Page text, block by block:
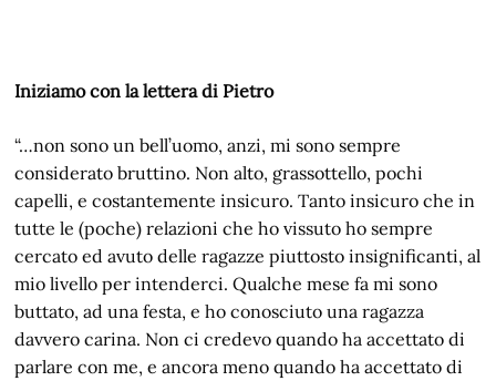
Iniziamo con la lettera di Pietro
“…non sono un bell’uomo, anzi, mi sono sempre
considerato bruttino. Non alto, grassottello, pochi
capelli, e costantemente insicuro. Tanto insicuro che in
tutte le (poche) relazioni che ho vissuto ho sempre
cercato ed avuto delle ragazze piuttosto insignificanti, al
mio livello per intenderci. Qualche mese fa mi sono
buttato, ad una festa, e ho conosciuto una ragazza
davvero carina. Non ci credevo quando ha accettato di
parlare con me, e ancora meno quando ha accettato di